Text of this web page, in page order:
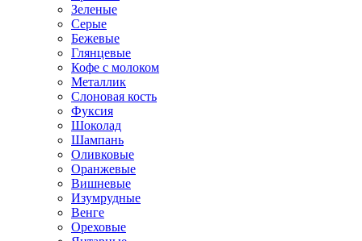
Зеленые
Серые
Бежевые
Глянцевые
Кофе с молоком
Металлик
Слоновая кость
Фуксия
Шоколад
Шампань
Оливковые
Оранжевые
Вишневые
Изумрудные
Венге
Ореховые